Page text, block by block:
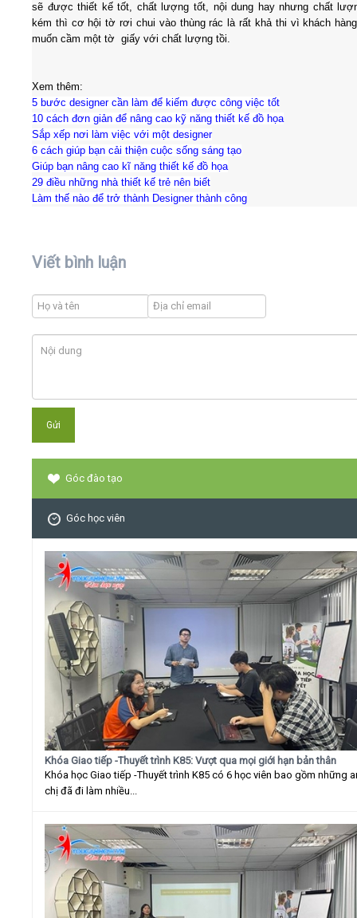
sẽ được thiết kế tốt, chất lượng tốt, nội dung hay nhưng chất
kém thì cơ hội tờ rơi chui vào thùng rác là rất khả thi vì khách
muốn cầm một tờ giấy với chất lượng tồi.
Xem thêm:
5 bước designer cần làm để kiếm được công việc tốt
10 cách đơn giản để nâng cao kỹ năng thiết kế đồ họa
Sắp xếp nơi làm việc với một designer
6 cách giúp bạn cải thiện cuộc sống sáng tạo
Giúp bạn nâng cao kĩ năng thiết kế đồ họa
29 điều những nhà thiết kế trẻ nên biết
Làm thế nào để trở thành Designer thành công
Viết bình luận
Góc đào tạo
Góc học viên
Khóa Giao tiếp -Thuyết trình K85: Vượt qua mọi giới hạn bản thân
Khóa học Giao tiếp -Thuyết trình K85 có 6 học viên bao gồm những
chị đã đi làm nhiều...